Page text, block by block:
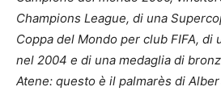
Champions League, di una
Coppa del Mondo per club FIFA, di
nel 2004 e di una medaglia di
Atene: questo è il palmarès di